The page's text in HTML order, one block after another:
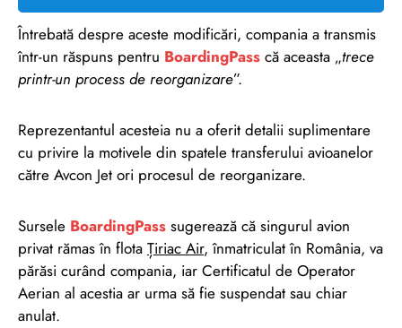
Întrebată despre aceste modificări, compania a transmis
într-un răspuns pentru BoardingPass că aceasta „trece
printr-un process de reorganizare”.
Reprezentantul acesteia nu a oferit detalii suplimentare
cu privire la motivele din spatele transferului avioanelor
către Avcon Jet ori procesul de reorganizare.
Sursele BoardingPass sugerează că singurul avion
privat rămas în flota Țiriac Air, înmatriculat în România, va
părăsi curând compania, iar Certificatul de Operator
Aerian al acestia ar urma să fie suspendat sau chiar
anulat.